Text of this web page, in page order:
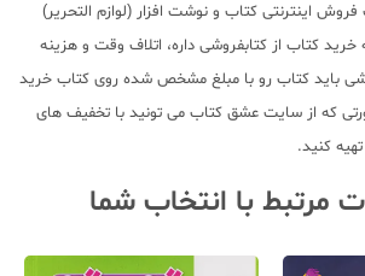
اینترنتی کتاب و نوشت افزار (لوازم التحریر)
کتاب از کتابفروشی داره، اتلاف وقت و هزینه
باید کتاب رو با مبلغ مشخص شده روی کتاب خرید
که از سایت عشق کتاب می تونید با تخفیف های
کنید.
مرتبط با انتخاب شما